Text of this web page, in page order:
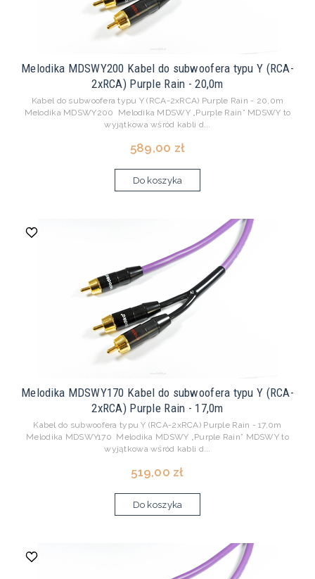
Melodika MDSWY200 Kabel do subwoofera typu Y (RCA-
2xRCA) Purple Rain - 20,0m
Kabel do subwoofera typu Y (RCA-2xRCA) Purple Rain - 20,0m
Melodika MDSWY200 Melodika MDSWY „Purple Rain” MDSWY to
wyjątkowa wśród kabli d...
589,00 zł
Do koszyka
Melodika MDSWY170 Kabel do subwoofera typu Y (RCA-
2xRCA) Purple Rain - 17,0m
Kabel do subwoofera typu Y (RCA-2xRCA) Purple Rain - 17,0m
Melodika MDSWY170 Melodika MDSWY „Purple Rain” MDSWY to
wyjątkowa wśród kabli d...
519,00 zł
Do koszyka